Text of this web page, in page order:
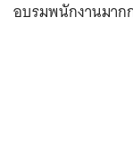
อบรมพนักงานมาก